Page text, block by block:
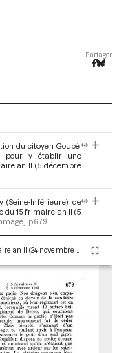
Partager
du citoyen Goubé,
pour y établir une
an II (5 décembre
(Seine-Inférieure), de
du 15 frimaire an II (5
p.679